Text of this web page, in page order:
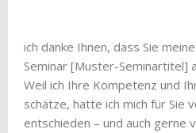
ich danke Ihnen, dass Sie
Seminar [Muster-Seminartitel]
Weil ich Ihre Kompetenz und
schätze, hatte ich mich für Sie
entschieden – und auch gerne